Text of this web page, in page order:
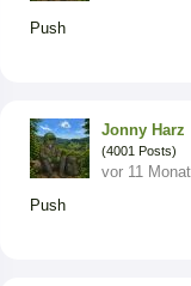
Push
Jonny Harz
(4001 Posts)
vor 11
Push